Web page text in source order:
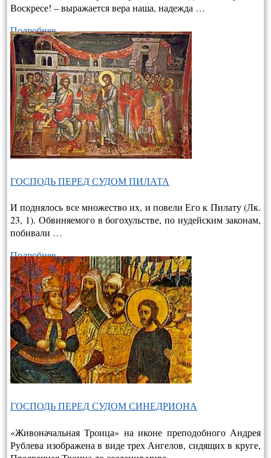
Воскресе! – выража­ется вера наша, надежда …
Подробнее…
ГОСПОДЬ ПЕРЕД СУДОМ ПИЛАТА
И поднялось все множество их, и повели Его к Пилату (Лк.
23, 1). Обвиняемого в богохульстве, по иудейским законам,
побивали …
Подробнее…
ГОСПОДЬ ПЕРЕД СУДОМ СИНЕДРИОНА
«Живоначальная Троица» на иконе преподобного Андрея
Рублева изображена в виде трех Ангелов, сидящих в круге,